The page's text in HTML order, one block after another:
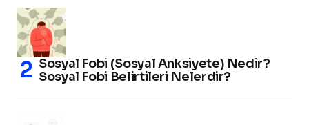
Sosyal Fobi (Sosyal Anksiyete) Nedir?
Sosyal Fobi Belirtileri Nelerdir?